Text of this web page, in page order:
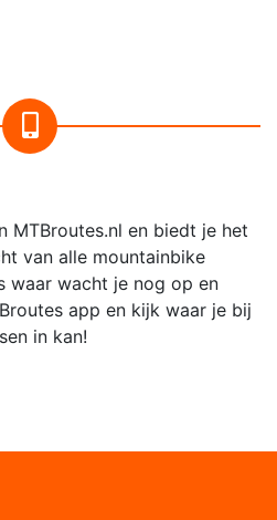
MTBroutes.nl en biedt je het
van alle mountainbike
waar wacht je nog op en
app en kijk waar je bij
in kan!